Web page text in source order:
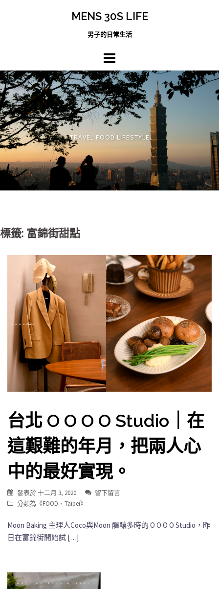
MENS 30S LIFE
男子的日常生活
TRAVEL FOOD LIFESTYLE
標籤: 富錦街甜點
台北 O O O O Studio｜在
這艱難的年月，把兩人心
中的最好實現。
發表於十二月 3, 2020
留下留言
分類為《FOOD 、 Taipei》
Moon Baking 主理人Coco與Moon 醞釀多時的 O O O O Studio，昨
日在富錦街開始試 […]